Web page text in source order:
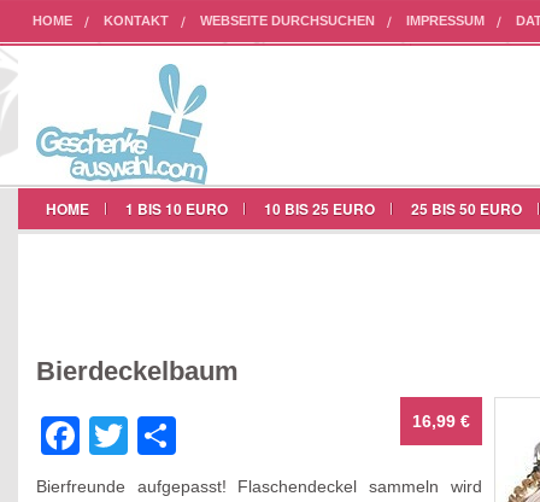
HOME KONTAKT WEBSEITE DURCHSUCHEN IMPRESSUM
AUF UNSERER WEBSEITE WERBEN
HOME 1 BIS 10 EURO 10 BIS 25 EURO 25 BIS 50 EURO
Bierdeckelbaum
16,99 €
Facebook
Twitter
Bierfreunde aufgepasst! Flaschendeckel sammeln wird